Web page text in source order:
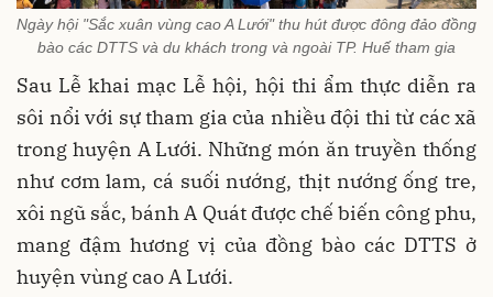
Ngày hội "Sắc xuân vùng cao A Lưới" thu hút được đông đảo đồng
bào các DTTS và du khách trong và ngoài TP. Huế tham gia
Sau Lễ khai mạc Lễ hội, hội thi ẩm thực diễn ra
sôi nổi với sự tham gia của nhiều đội thi từ các xã
trong huyện A Lưới. Những món ăn truyền thống
như cơm lam, cá suối nướng, thịt nướng ống tre,
xôi ngũ sắc, bánh A Quát được chế biến công phu,
mang đậm hương vị của đồng bào các DTTS ở
huyện vùng cao A Lưới.